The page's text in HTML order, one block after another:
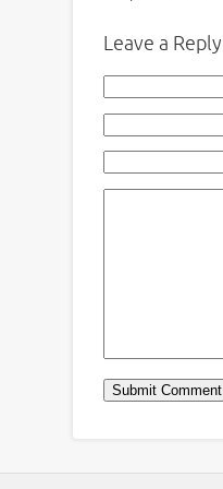
Leave a Reply